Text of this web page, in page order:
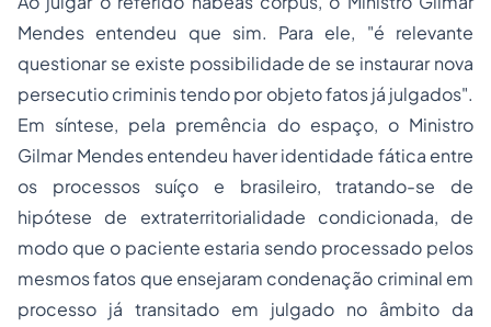
Mendes entendeu que sim. Para ele, "é relevante
questionar se existe possibilidade de se instaurar nova
persecutio criminis tendo por objeto fatos já julgados".
Em síntese, pela premência do espaço, o Ministro
Gilmar Mendes entendeu haver identidade fática entre
os processos suíço e brasileiro, tratando-se de
hipótese de extraterritorialidade condicionada, de
modo que o paciente estaria sendo processado pelos
mesmos fatos que ensejaram condenação criminal em
processo já transitado em julgado no âmbito da